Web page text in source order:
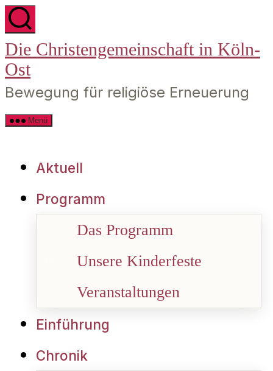
Zum
Inhalt
springen
Die Christengemeinschaft in Köln-
Ost
Bewegung für religiöse Erneuerung
Menü
Aktuell
Programm
Das Programm
Unsere Kinderfeste
Veranstaltungen
Einführung
Chronik